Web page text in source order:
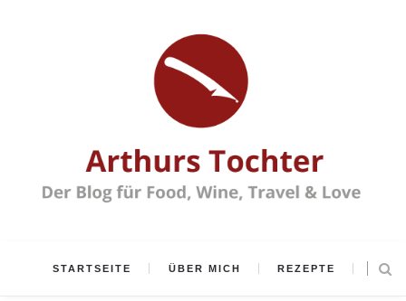
STARTSEITE ÜBER MICH REZEPTE